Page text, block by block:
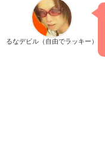
るなデビル（自由でラッキー）